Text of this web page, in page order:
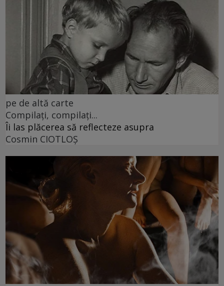
pe de altă carte
Compilați, compilați...
Îi las plăcerea să reflecteze asupra
Cosmin CIOTLOŞ